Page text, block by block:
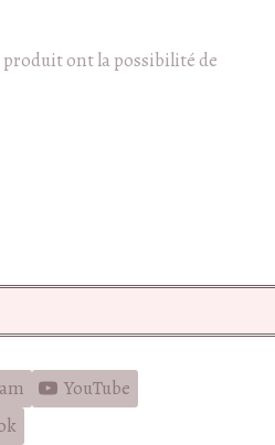
produit ont la possibilité de
YouTube